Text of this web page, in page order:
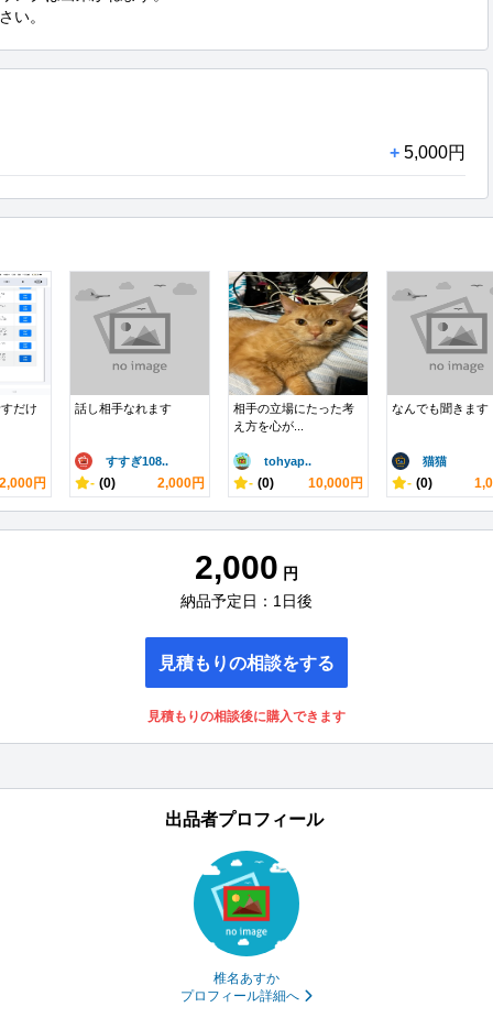
い。
+ 5,000円
だけ
2,000円
話し相手なれます
すすぎ108..
- (0) 2,000円
相手の立場にたった考
え方を心が...
tohyap..
- (0) 10,000円
なんでも聞きます
猫猫
- (0)
2,000 円
納品予定日：1日後
見積もりの相談をする
見積もりの相談後に購入できます
出品者プロフィール
椎名あすか
プロフィール詳細へ